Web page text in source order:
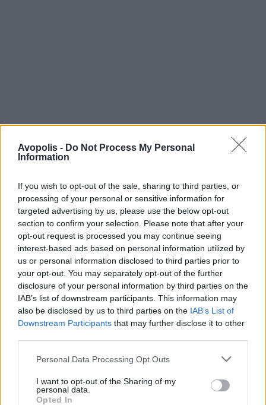
Avopolis - Do Not Process My Personal
Information
If you wish to opt-out of the sale, sharing to third parties, or
processing of your personal or sensitive information for
targeted advertising by us, please use the below opt-out
section to confirm your selection. Please note that after your
opt-out request is processed you may continue seeing
interest-based ads based on personal information utilized by
us or personal information disclosed to third parties prior to
your opt-out. You may separately opt-out of the further
disclosure of your personal information by third parties on the
IAB’s list of downstream participants. This information may
also be disclosed by us to third parties on the IAB’s List of
Downstream Participants that may further disclose it to other
Personal Data Processing Opt Outs
I want to opt-out of the Sharing of my
personal data.
Opted In